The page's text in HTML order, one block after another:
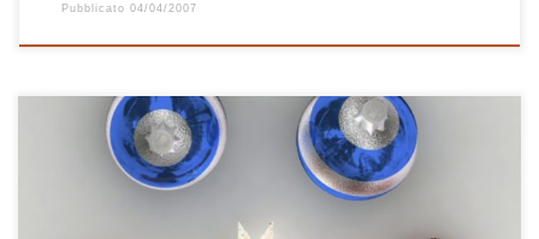
Pubblicato 04/04/2007
La Playlist di Natale! Auguri Auguri Auguri Auguri Auguri Auguri Auguri
Auguri Auguri Auguri Auguri Auguri Auguri Auguri Auguri Auguri Auguri